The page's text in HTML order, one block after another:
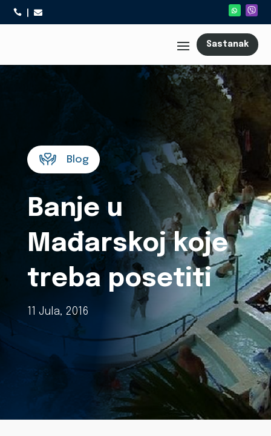
 
Sastanak
Blog
Banje u
Mađarskoj koje
treba posetiti
11 Jula, 2016